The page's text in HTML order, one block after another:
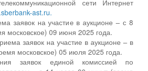
сети Интернет
ast.ru.
заявок на участие в аукционе – с 8
московское) 09 июня 2025 года.
заявок на участие в аукционе – в
московское) 05 июля 2025 года.
заявок единой комиссией по